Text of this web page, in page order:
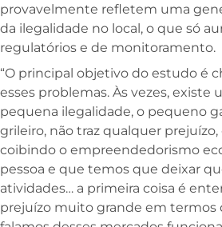
provavelmente refletem uma
da ilegalidade no local, o que só
regulatórios e de monitoramento.
“O principal objetivo do estudo é
esses problemas. Às vezes, existe
pequena ilegalidade, o pequeno
grileiro, não traz qualquer
coibindo o empreendedorismo
pessoa e que temos que deixar
atividades… a primeira coisa é
prejuízo muito grande em termos